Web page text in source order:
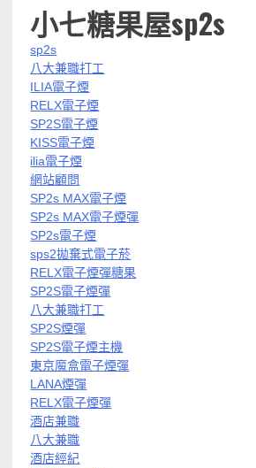
小七糖果屋sp2s
sp2s
八大兼職打工
ILIA電子煙
RELX電子煙
SP2S電子煙
KISS電子煙
ilia電子煙
網站顧問
SP2s MAX電子煙
SP2s MAX電子煙彈
SP2s電子煙
sps2拋棄式電子菸
RELX電子煙彈糖果
SP2S電子煙彈
八大兼職打工
SP2S煙彈
SP2S電子煙主機
東京魔盒電子煙彈
LANA煙彈
RELX電子煙彈
酒店兼職
八大兼職
酒店經紀